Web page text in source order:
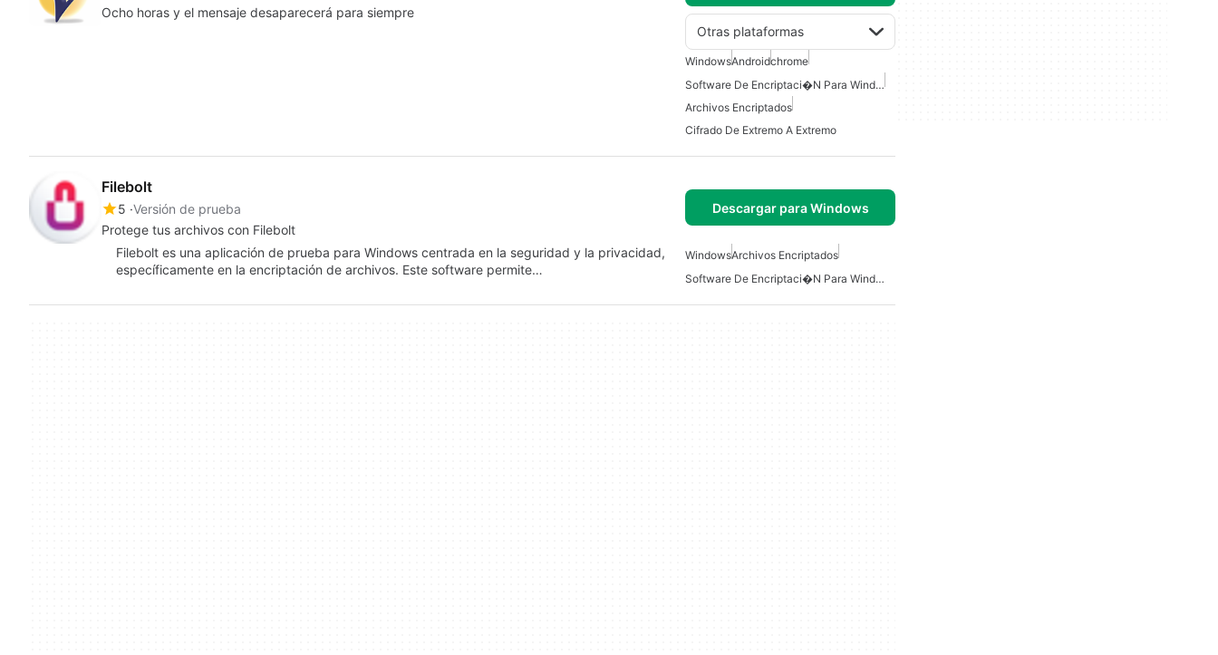
Ocho horas y el mensaje desaparecerá para siempre
Otras plataformas
WindowsAndroidchrome
Software De Encriptaci�n Para Windows 7
Archivos Encriptados
Cifrado De Extremo A Extremo
Filebolt
5 Versión de prueba
Protege tus archivos con Filebolt
Descargar para Windows
Filebolt es una aplicación de prueba para Windows centrada en la seguridad y la privacidad,
específicamente en la encriptación de archivos. Este software permite…
WindowsArchivos Encriptados
Software De Encriptaci�n Para Windows 7